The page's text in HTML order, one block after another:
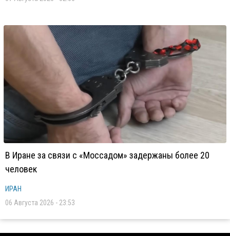
В Иране за связи с «Моссадом» задержаны более 20
человек
ИРАН
06 Августа 2026 - 23:53